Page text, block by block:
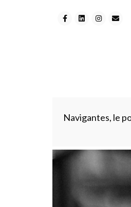
Navigantes, le